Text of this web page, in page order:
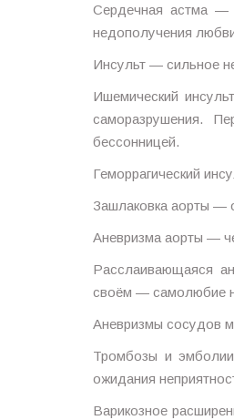
Сердечная астма —
недополучения
Инсульт — сильное
Ишемический
саморазрушения.
бессонницей.
Геморрагический
Зашлаковка аорты —
Аневризма аорты —
Расслаивающаяся
своём — самолюбие
Аневризмы сосудов
Тромбозы и
ожидания
Варикозное